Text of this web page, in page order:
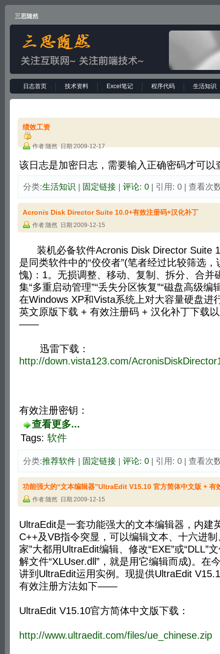
三思随然
日志首页 技术资料 Excel笔记 程序代码 生活知识
绩效工资
作者:随然 日期:2009-12-17
该日志是加密日志，需要输入正确密码才可以
分类:生活知识 | 固定链接| 评论: 0| 引用: 0 | 查看次
Acronis Disk Director Suite 10.0+有效注册码+汉化补丁
作者:随然 日期:2009-12-15
装机必备软件Acronis Disk Director Suite
是同类软件中的“佼佼者”(笔者经过比较筛选，
愧)：1。无损调整、移动、复制、拆分、合并
集“多重启动管理”“丢失分区恢复”“磁盘高级编
在Windows XP和Vista系统上对大容量硬盘进
英文原版下载 + 有效注册码 + 汉化补丁下载
——
迅雷下载：
http://down.vista123.com/
有效注册密钥：
查看更多...
Tags: 软件
分类:推荐软件| 固定链接| 评论: 0| 引用: 0 | 查看次
功能强大的“文本编辑器”UltraEdit V15.10 官方简体中文版 + 有
作者:随然 日期:2009-12-15
UltraEdit是一套功能强大的文本编辑器，内建
C++及VB指令突显，可以编辑文本、十六进
家”大都用UltraEdit编辑、修改“EXE”或“DLL”
解文件“XLUser.dll”，就是用它编辑而成)。在
讲到UltraEdit运用实例。现提供UltraEdit
有效注册方法如下——
UltraEdit V15.10官方简体中文版下载：
http://www.ultraedit.com/files/ue_chinese.zip